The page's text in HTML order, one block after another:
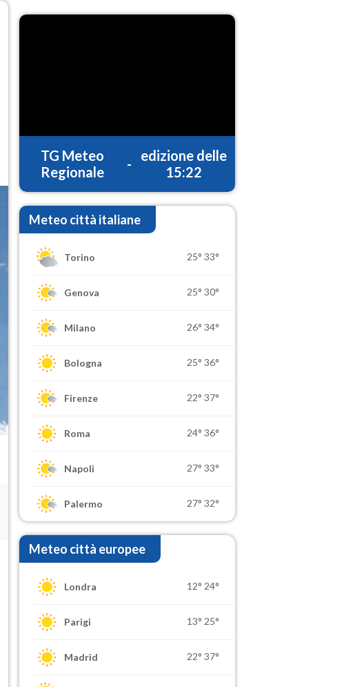
TG Meteo
Regionale
-
edizione delle
15:22
Meteo città italiane
Torino 25° 33°
Genova 25° 30°
Milano 26° 34°
Bologna 25° 36°
Firenze 22° 37°
Roma 24° 36°
Napoli 27° 33°
Palermo 27° 32°
Meteo città europee
Londra 12° 24°
Parigi 13° 25°
Madrid 22° 37°